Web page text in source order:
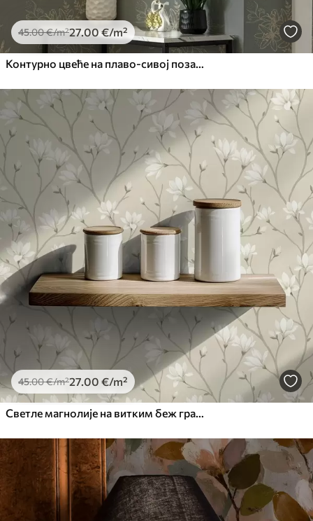
45.00€/m²27.00€/m²
Контурно цвеће на плаво-сивој позадини, елегантан ботанички узорак
45.00€/m²27.00 €/m²
Светле магнолије на витким беж гранама